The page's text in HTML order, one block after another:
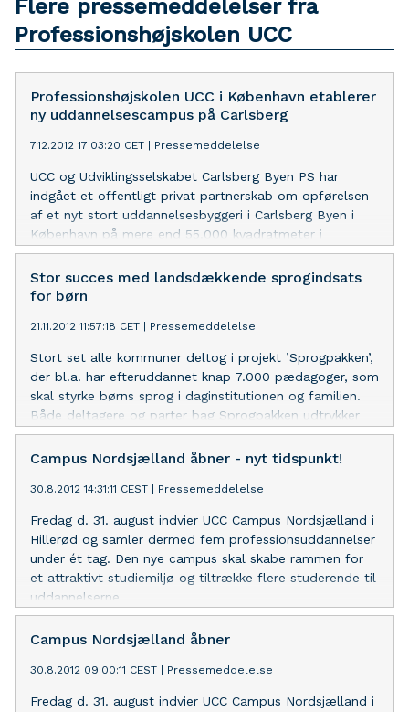
Flere pressemeddelelser fra
Professionshøjskolen UCC
Professionshøjskolen UCC i København etablerer
ny uddannelsescampus på Carlsberg
7.12.2012 17:03:20 CET Pressemeddelelse
UCC og Udviklingsselskabet Carlsberg Byen PS har
indgået et offentligt privat partnerskab om opførelsen
af et nyt stort uddannelsesbyggeri i Carlsberg Byen i
København på mere end 55.000 kvadratmeter i
Carlsberg Byen i København.
Stor succes med landsdækkende sprogindsats
for børn
21.11.2012 11:57:18 CET Pressemeddelelse
Stort set alle kommuner deltog i projekt ’Sprogpakken’,
der bl.a. har efteruddannet knap 7.000 pædagoger, som
skal styrke børns sprog i daginstitutionen og familien.
Både deltagere og parter bag Sprogpakken udtrykker
stor tilfredshed, og indsatsen fortsætter lokalt, viser
evalueringen af det netop afsluttede projekt.
Campus Nordsjælland åbner - nyt tidspunkt!
30.8.2012 14:31:11 CEST Pressemeddelelse
Fredag d. 31. august indvier UCC Campus Nordsjælland i
Hillerød og samler dermed fem professionsuddannelser
under ét tag. Den nye campus skal skabe rammen for
et attraktivt studiemiljø og tiltrække flere studerende til
uddannelserne.
Campus Nordsjælland åbner
30.8.2012 09:00:11 CEST Pressemeddelelse
Fredag d. 31. august indvier UCC Campus Nordsjælland i